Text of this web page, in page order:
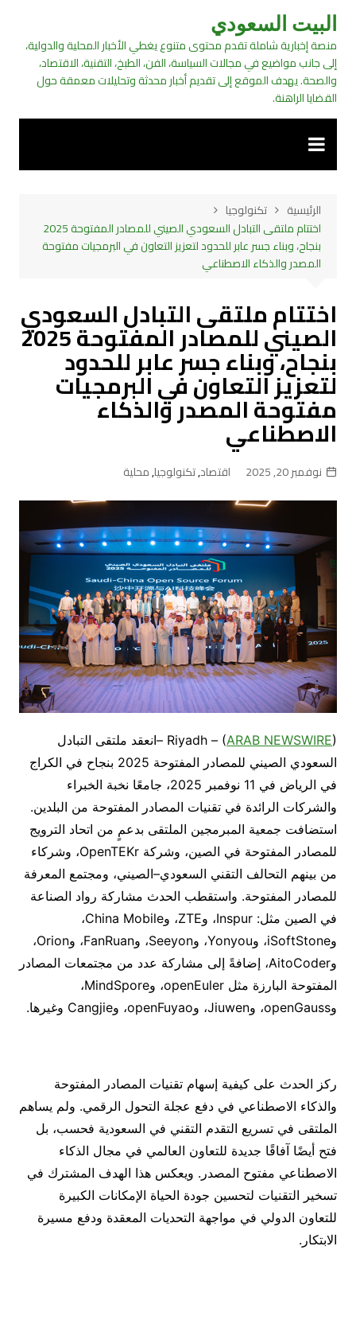
التجاوز
المحتوى
البيت السعودي
منصة إخبارية شاملة تقدم محتوى متنوع يغطي الأخبار المحلية والدولية،
إلى جانب مواضيع في مجالات السياسة، الفن، الطبخ، التقنية، الاقتصاد،
والصحة. يهدف الموقع إلى تقديم أخبار محدثة وتحليلات معمقة حول
القضايا الراهنة.
الرئيسية
تكنولوجيا
اختتام ملتقى التبادل السعودي الصيني للمصادر المفتوحة 2025
بنجاح، وبناء جسر عابر للحدود لتعزيز التعاون في البرمجيات مفتوحة
المصدر والذكاء الاصطناعي
اختتام ملتقى التبادل السعودي
الصيني للمصادر المفتوحة 2025
بنجاح، وبناء جسر عابر للحدود
لتعزيز التعاون في البرمجيات
مفتوحة المصدر والذكاء
الاصطناعي
نوفمبر 20, 2025 اقتصاد,تكنولوجيا,محلية
Riyadh – (ARAB NEWSWIRE
) –انعقد ملتقى التبادل
السعودي الصيني للمصادر المفتوحة 2025 بنجاح في الكراج
في الرياض في 11 نوفمبر 2025، جامعًا نخبة الخبراء
والشركات الرائدة في تقنيات المصادر المفتوحة من البلدين.
استضافت جمعية المبرمجين الملتقى بدعمٍ من اتحاد الترويج
للمصادر المفتوحة في الصين، وشركة OpenTEKr، وشركاء
من بينهم التحالف التقني السعودي–الصيني، ومجتمع المعرفة
للمصادر المفتوحة. واستقطب الحدث مشاركة رواد الصناعة
في الصين مثل: Inspur، وZTE، وChina Mobile،
وiSoftStone، وYonyou، وSeeyon، وFanRuan، وOrion،
وAitoCoder، إضافةً إلى مشاركة عدد من مجتمعات المصادر
المفتوحة البارزة مثل openEuler، وMindSpore،
وopenGauss، وJiuwen، وopenFuyao، وCangjie وغيرها.
ركز الحدث على كيفية إسهام تقنيات المصادر المفتوحة
والذكاء الاصطناعي في دفع عجلة التحول الرقمي. ولم يساهم
الملتقى في تسريع التقدم التقني في السعودية فحسب، بل
فتح أيضًا آفاقًا جديدة للتعاون العالمي في مجال الذكاء
الاصطناعي مفتوح المصدر. ويعكس هذا الهدف المشترك في
تسخير التقنيات لتحسين جودة الحياة الإمكانات الكبيرة
للتعاون الدولي في مواجهة التحديات المعقدة ودفع مسيرة
الابتكار.